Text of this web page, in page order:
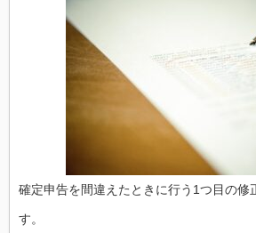
確定申告を間違えたときに行う1つ目の修
す。